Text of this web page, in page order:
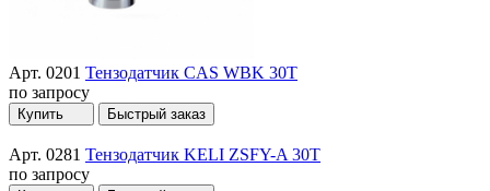
Арт. 0201 Тензодатчик CAS WBK 30T
по запросу
Купить Быстрый заказ
Арт. 0281 Тензодатчик KELI ZSFY-A 30T
по запросу